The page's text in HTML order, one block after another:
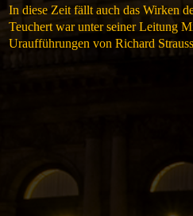
In diese Zeit fällt auch das Wirken
Teuchert war unter seiner Leitung
Uraufführungen von Richard